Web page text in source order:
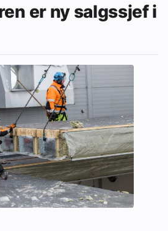
er ny salgssjef i